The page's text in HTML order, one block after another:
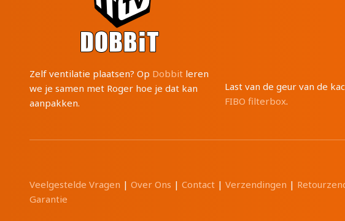
Zelf ventilatie plaatsen? Op Dobbit leren
we je samen met Roger hoe je dat kan
aanpakken.
Last van de geur van de
FIBO filterbox.
Veelgestelde Vragen | Over Ons | Contact | Verzendingen |
Garantie